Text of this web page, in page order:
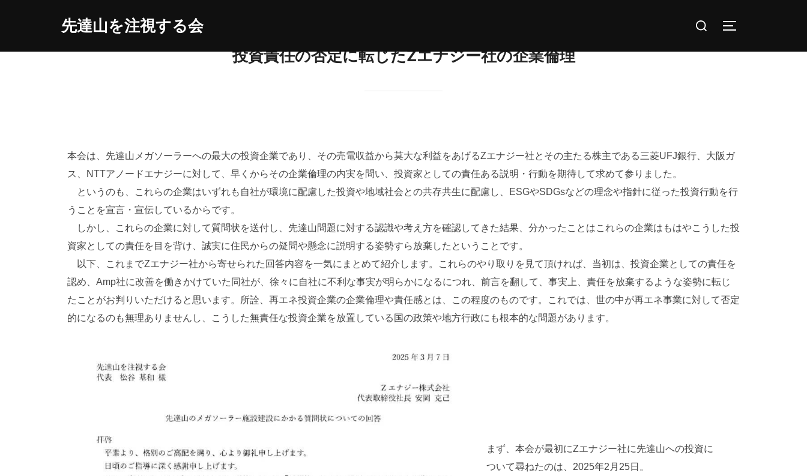
先達山を注視する会
検
対
サイドバーとナ
投資責任の否定に転じたZエナジー社の企業倫理
本会は、先達山メガソーラーへの最大の投資企業であり、その売電収益から莫大な利益をあげるZエナジー社とその主たる株主である三菱UFJ銀行、大阪ガ
ス、NTTアノードエナジーに対して、早くからその企業倫理の内実を問い、投資家としての責任ある説明・行動を期待して求めて参りました。
というのも、これらの企業はいずれも自社が環境に配慮した投資や地域社会との共存共生に配慮し、ESGやSDGsなどの理念や指針に従った投資行動を行
うことを宣言・宣伝しているからです。
しかし、これらの企業に対して質問状を送付し、先達山問題に対する認識や考え方を確認してきた結果、分かったことはこれらの企業はもはやこうした投
資家としての責任を目を背け、誠実に住民からの疑問や懸念に説明する姿勢すら放棄したということです。
以下、これまでZエナジー社から寄せられた回答内容を一気にまとめて紹介します。これらのやり取りを見て頂ければ、当初は、投資企業としての責任を
認め、Amp社に改善を働きかけていた同社が、徐々に自社に不利な事実が明らかになるにつれ、前言を翻して、事実上、責任を放棄するような姿勢に転じ
たことがお判りいただけると思います。所詮、再エネ投資企業の企業倫理や責任感とは、この程度のものです。これでは、世の中が再エネ事業に対して否定
的になるのも無理ありませんし、こうした無責任な投資企業を放置している国の政策や地方行政にも根本的な問題があります。
まず、本会が最初にZエナジー社に先達山への投資に
ついて尋ねたのは、2025年2月25日。